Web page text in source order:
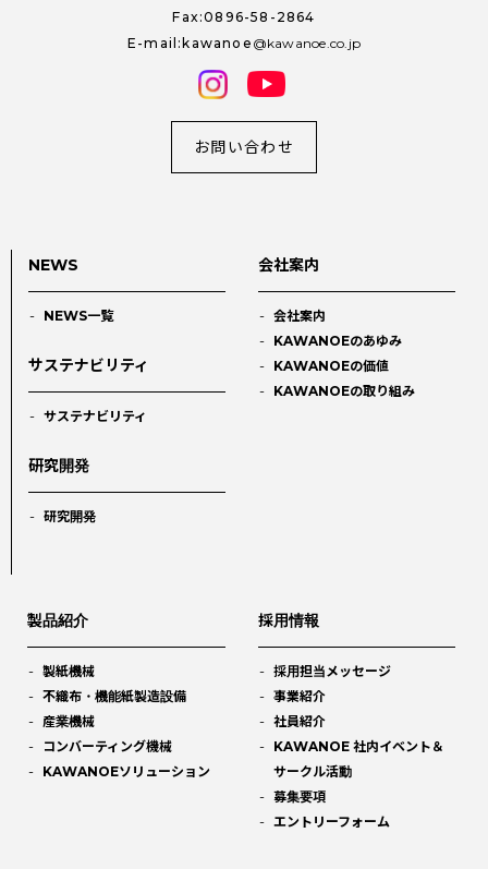
Fax:0896-58-2864
E-mail:kawanoe
kawanoe.co.jp
お問い合わせ
NEWS
NEWS一覧
サステナビリティ
サステナビリティ
研究開発
研究開発
会社案内
会社案内
KAWANOEのあゆみ
KAWANOEの価値
KAWANOEの取り組み
製品紹介
製紙機械
不織布・機能紙製造設備
産業機械
コンバーティング機械
KAWANOEソリューション
採用情報
採用担当メッセージ
事業紹介
社員紹介
KAWANOE 社内イベント＆
サークル活動
募集要項
エントリーフォーム